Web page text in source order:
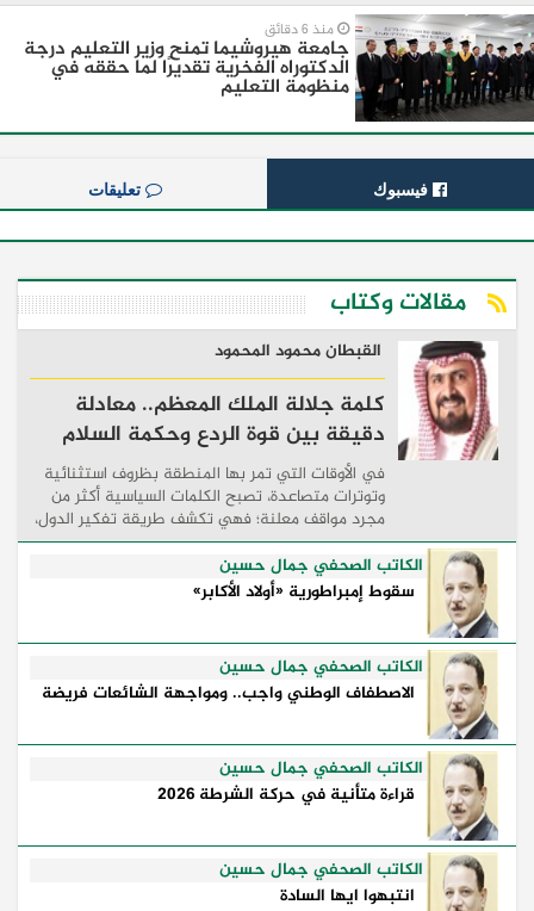
منذ 6 دقائق
جامعة هيروشيما تمنح وزير التعليم درجة
الدكتوراه الفخرية تقديرًا لما حققه في
منظومة التعليم
فيسبوك تعليقات
مقالات وكتاب
القبطان محمود المحمود
كلمة جلالة الملك المعظم.. معادلة
دقيقة بين قوة الردع وحكمة السلام
في الأوقات التي تمر بها المنطقة بظروف استثنائية
وتوترات متصاعدة، تصبح الكلمات السياسية أكثر من
مجرد مواقف معلنة؛ فهي تكشف طريقة تفكير الدول،
وكيفية إدارتها للأزمات، والحدود التي تفصل بين القوة
...
الكاتب الصحفي جمال حسين
سقوط إمبراطورية «أولاد الأكابر»
الكاتب الصحفي جمال حسين
الاصطفاف الوطني واجب.. ومواجهة الشائعات فريضة
الكاتب الصحفي جمال حسين
قراءة متأنية في حركة الشرطة 2026
الكاتب الصحفي جمال حسين
انتبهوا ايها السادة